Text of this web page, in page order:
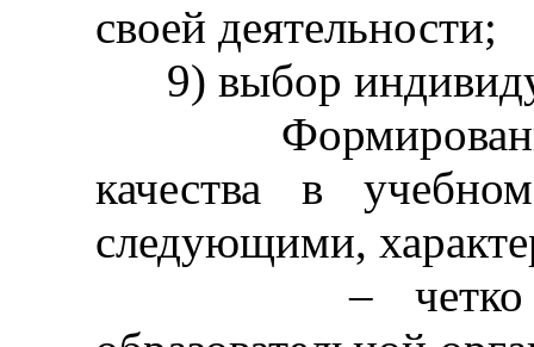
своей деятельности;
9) выбор
Формирование
качества в
следующими,
– четко